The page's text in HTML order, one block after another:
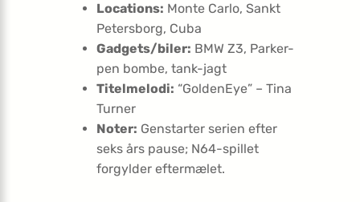
Locations: Monte Carlo, Sankt
Petersborg, Cuba
Gadgets/biler: BMW Z3, Parker-
pen bombe, tank-jagt
Titelmelodi: “GoldenEye” – Tina
Turner
Noter: Genstarter serien efter
seks års pause; N64-spillet
forgylder eftermælet.